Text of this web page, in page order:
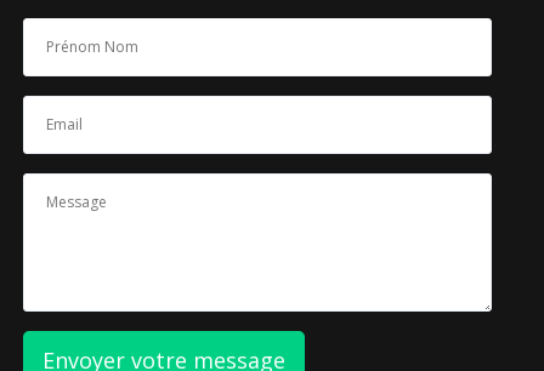
Envoyer votre message